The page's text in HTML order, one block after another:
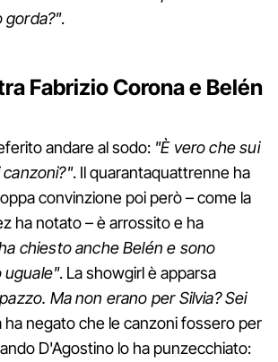
gorda?".
Fabrizio Corona e Belén
andare al sodo: "È vero che sui
canzoni?". Il quarantaquattrenne ha
convinzione poi però – come la
ha notato – è arrossito e ha
chiesto anche Belén e sono
uguale". La showgirl è apparsa
Ma non erano per Silvia? Sei
ha negato che le canzoni fossero per
D'Agostino lo ha punzecchiato: